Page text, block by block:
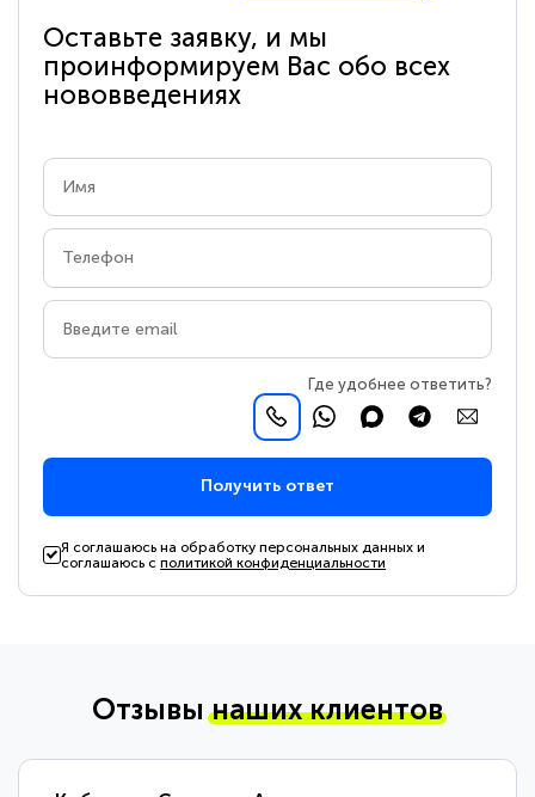
Оставьте заявку, и мы
проинформируем Вас обо всех
нововведениях
Где удобнее ответить?
Получить ответ
Я соглашаюсь на обработку персональных данных и
соглашаюсь сполитикой конфиденциальности
Отзывынаших клиентов